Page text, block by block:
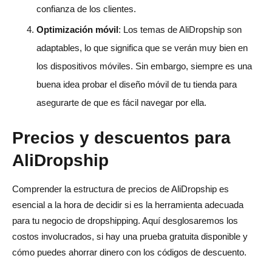
confianza de los clientes.
Optimización móvil: Los temas de AliDropship son
adaptables, lo que significa que se verán muy bien en
los dispositivos móviles. Sin embargo, siempre es una
buena idea probar el diseño móvil de tu tienda para
asegurarte de que es fácil navegar por ella.
Precios y descuentos para
AliDropship
Comprender la estructura de precios de AliDropship es
esencial a la hora de decidir si es la herramienta adecuada
para tu negocio de dropshipping. Aquí desglosaremos los
costos involucrados, si hay una prueba gratuita disponible y
cómo puedes ahorrar dinero con los códigos de descuento.